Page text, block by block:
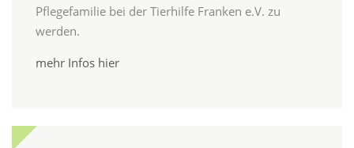
Pflegefamilie bei der Tierhilfe Franken e.V. zu
werden.
mehr Infos hier